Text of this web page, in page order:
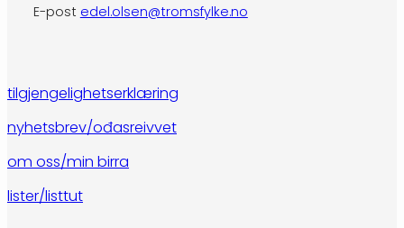
E-post edel.olsen@tromsfylke.no
tilgjengelighetserklæring
nyhetsbrev/ođasreivvet
om oss/min birra
lister/listtut